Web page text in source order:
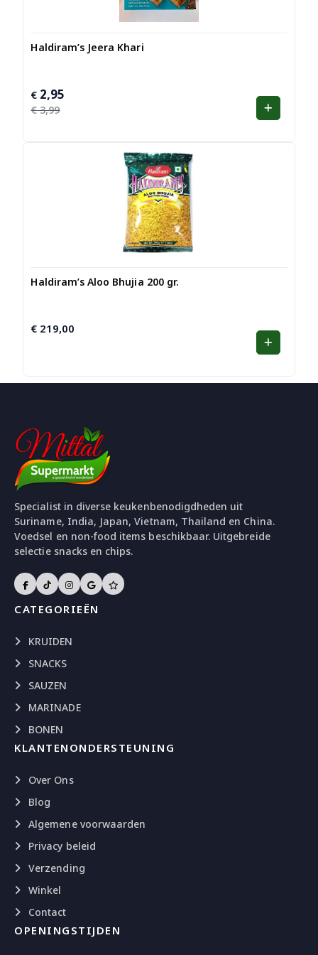
Haldiram’s Jeera Khari
€3,99
Oorspronkelijke
prijs
€ 2,95
Huidige
prijs
Haldiram’s Aloo Bhujia 200 gr.
€ 219,00
Specialist in diverse keukenbenodigdheden uit
Suriname, India, Japan, Vietnam, Thailand en China.
Voedsel en non-food items beschikbaar. Uitgebreide
selectie snacks en chips.
CATEGORIEËN
KRUIDEN
SNACKS
SAUZEN
MARINADE
BONEN
KLANTENONDERSTEUNING
Over Ons
Blog
Algemene voorwaarden
Privacy beleid
Verzending
Winkel
Contact
OPENINGSTIJDEN